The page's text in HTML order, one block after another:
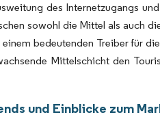
des Internetzugangs
sowohl die Mittel als auch
einem bedeutenden Treiber für
Mittelschicht den
und Einblicke zum